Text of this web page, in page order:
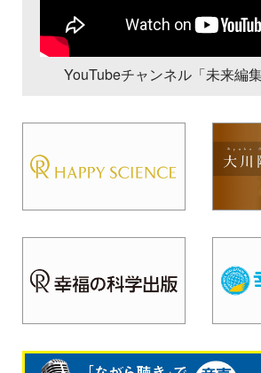
YouTubeチャンネル「未来編